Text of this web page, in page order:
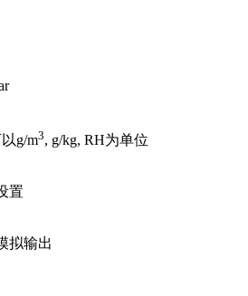
g/m3, g/kg, RH为单位
置
拟输出